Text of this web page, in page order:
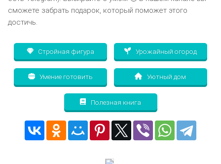
сможете забрать подарок, который поможет этого
достичь.
Стройная фигура Урожайный огород
Умение готовить Уютный дом
Полезная книга